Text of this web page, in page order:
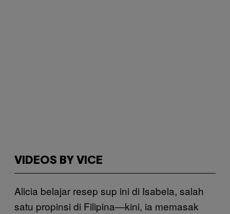
VIDEOS BY VICE
Alicia belajar resep sup ini di Isabela, salah
satu propinsi di Filipina—kini, ia memasak